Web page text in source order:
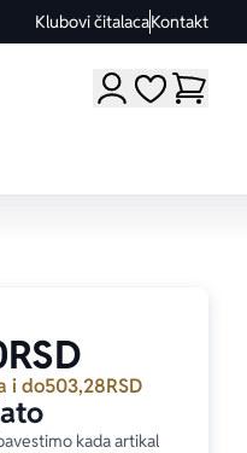
Klubovi čitalacaKontakt
Moji omiljeni
RSD
i do503,28RSD
kada artikal